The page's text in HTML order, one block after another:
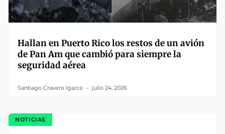
Hallan en Puerto Rico los restos de un avión
de Pan Am que cambió para siempre la
seguridad aérea
Santiago Cravero Igarza julio 24, 2026
NOTICIAS